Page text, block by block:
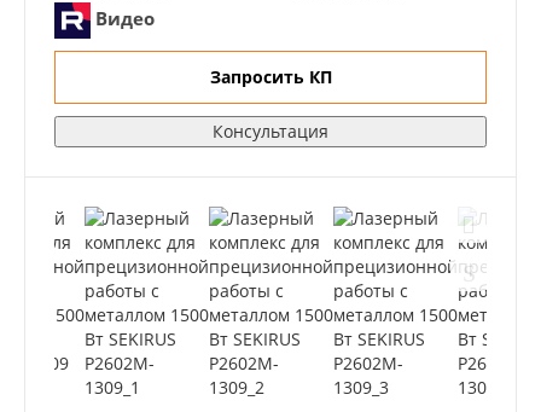
Видео
Запросить КП
Консультация